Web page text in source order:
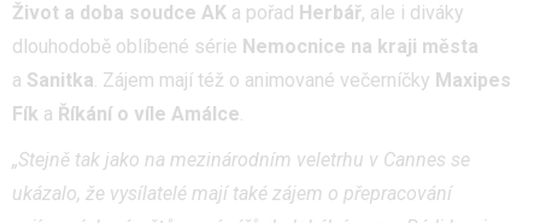
Život a doba soudce AK a pořad Herbář, ale i diváky
dlouhodobě oblíbené série Nemocnice na kraji města
a Sanitka. Zájem mají též o animované večerníčky Maxipes
Fík a Říkání o víle Amálce.
„Stejně tak jako na mezinárodním veletrhu v Cannes se
ukázalo, že vysílatelé mají také zájem o přepracování